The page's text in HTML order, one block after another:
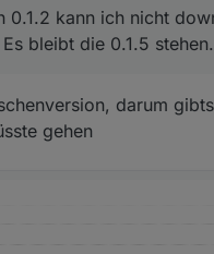
0.1.2 kann ich nicht
bleibt die 0.1.5 stehen.
darum
gehen